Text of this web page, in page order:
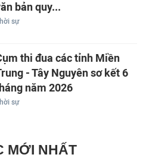
bản quy...
sự
thi đua các tỉnh Miền
- Tây Nguyên sơ kết 6
năm 2026
sự
MỚI NHẤT